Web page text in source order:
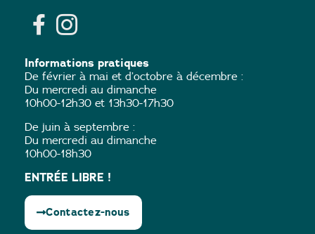
Informations pratiques
De février à mai et d’octobre à décembre :
Du mercredi au dimanche
10h00-12h30 et 13h30-17h30
De juin à septembre :
Du mercredi au dimanche
10h00-18h30
ENTRÉE LIBRE !
Contactez-nous